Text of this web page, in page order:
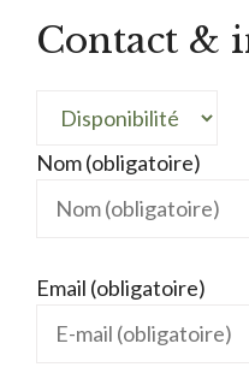
Contact &
Nom (obligatoire)
Email (obligatoire)